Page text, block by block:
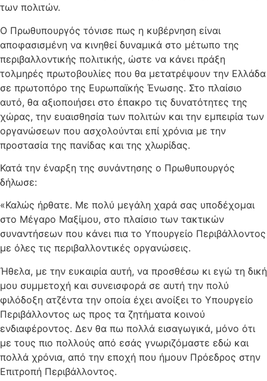
των πολιτών.
Ο Πρωθυπουργός τόνισε πως η κυβέρνηση είναι
αποφασισμένη να κινηθεί δυναμικά στο μέτωπο της
περιβαλλοντικής πολιτικής, ώστε να κάνει πράξη
τολμηρές πρωτοβουλίες που θα μετατρέψουν την Ελλάδα
σε πρωτοπόρο της Ευρωπαϊκής Ένωσης. Στο πλαίσιο
αυτό, θα αξιοποιήσει στο έπακρο τις δυνατότητες της
χώρας, την ευαισθησία των πολιτών και την εμπειρία των
οργανώσεων που ασχολούνται επί χρόνια με την
προστασία της πανίδας και της χλωρίδας.
Κατά την έναρξη της συνάντησης ο Πρωθυπουργός
δήλωσε:
«Καλώς ήρθατε. Με πολύ μεγάλη χαρά σας υποδέχομαι
στο Μέγαρο Μαξίμου, στο πλαίσιο των τακτικών
συναντήσεων που κάνει πια το Υπουργείο Περιβάλλοντος
με όλες τις περιβαλλοντικές οργανώσεις.
Ήθελα, με την ευκαιρία αυτή, να προσθέσω κι εγώ τη δική
μου συμμετοχή και συνεισφορά σε αυτή την πολύ
φιλόδοξη ατζέντα την οποία έχει ανοίξει το Υπουργείο
Περιβάλλοντος ως προς τα ζητήματα κοινού
ενδιαφέροντος. Δεν θα πω πολλά εισαγωγικά, μόνο ότι
με τους πιο πολλούς από εσάς γνωριζόμαστε εδώ και
πολλά χρόνια, από την εποχή που ήμουν Πρόεδρος στην
Επιτροπή Περιβάλλοντος.